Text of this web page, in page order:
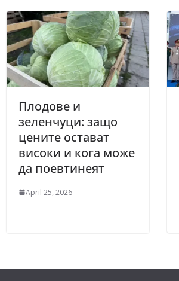
Плодове и
зеленчуци: защо
цените остават
високи и кога може
да поевтинеят
April 25, 2026